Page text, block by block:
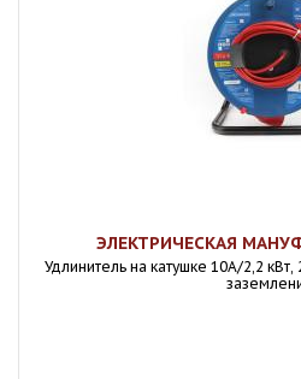
ЭЛЕКТРИЧЕСКАЯ
Удлинитель на катушке 10А/2,2